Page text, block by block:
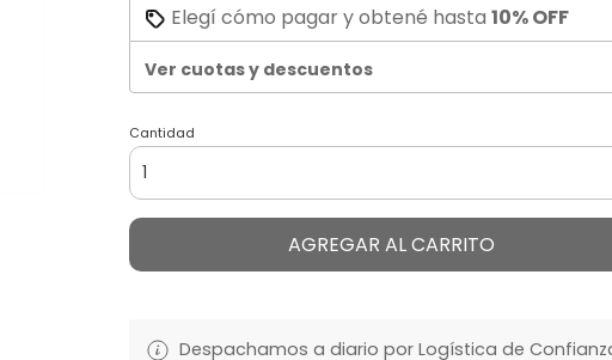
Elegí cómo pagar y obtené hasta 10% OFF
Ver cuotas y descuentos
Cantidad
AGREGAR AL CARRITO
Despachamos a diario por Logística de